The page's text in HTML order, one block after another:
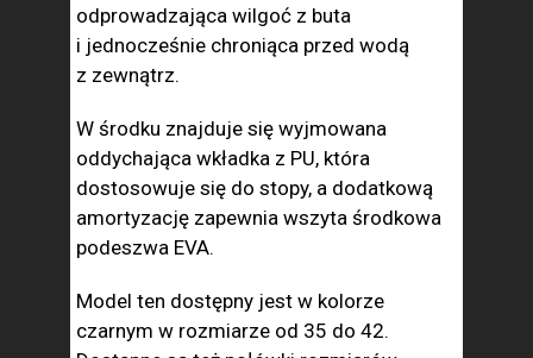
odprowadzająca wilgoć z buta
i jednocześnie chroniąca przed wodą
z zewnątrz.
W środku znajduje się wyjmowana
oddychająca wkładka z PU, która
dostosowuje się do stopy, a dodatkową
amortyzację zapewnia wszyta środkowa
podeszwa EVA.
Model ten dostępny jest w kolorze
czarnym w rozmiarze od 35 do 42.